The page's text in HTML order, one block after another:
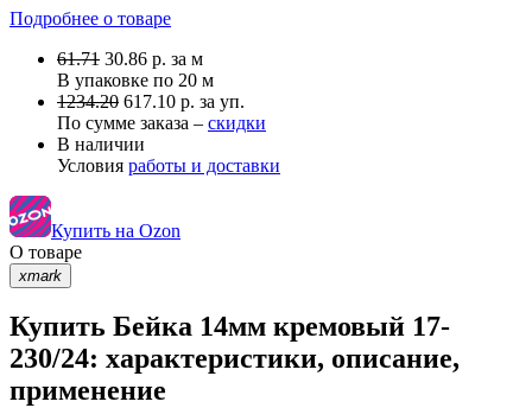
Подробнее о товаре
61.71 30.86 р. за м
В упаковке по 20 м
1234.20 617.10 р. за уп.
По сумме заказа – скидки
В наличии
Условия работы и доставки
Купить на Ozon
О товаре
xmark
Купить Бейка 14мм кремовый 17-
230/24: характеристики, описание,
применение